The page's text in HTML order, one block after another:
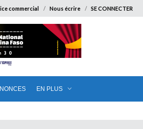
commercial Nous écrire SE CONNECTER
EN PLUS